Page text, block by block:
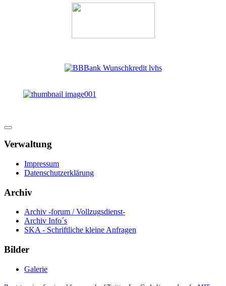
Verwaltung
Impressum
Datenschutzerklärung
Archiv
Archiv -forum / Vollzugsdienst-
Archiv Info´s
SKA - Schriftliche kleine Anfragen
Bilder
Galerie